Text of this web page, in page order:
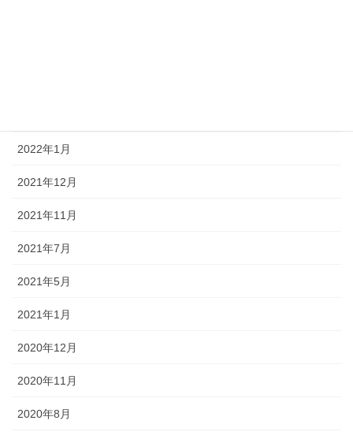
2022年1月
2021年12月
2021年11月
2021年7月
2021年5月
2021年1月
2020年12月
2020年11月
2020年8月